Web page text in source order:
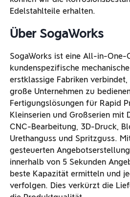
Edelstahlteile erhalten.
Über SogaWorks
SogaWorks ist eine All-in-
kundenspezifische
erstklassige Fabriken
große Unternehmen zu
Fertigungslösungen für Rapid
Kleinserien und Großserien mit
CNC-Bearbeitung, 3D-Druck,
Urethanguss und Spritzguss.
gesteuerten
innerhalb von 5 Sekunden
beste Kapazität ermitteln und
verfolgen. Dies verkürzt die